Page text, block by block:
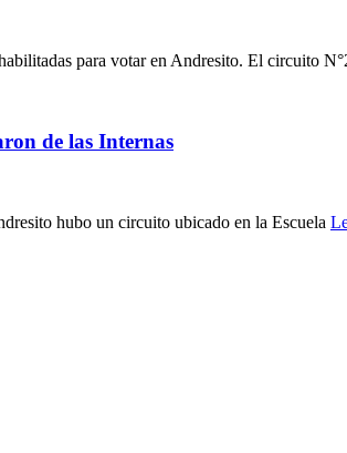
para votar en Andresito. El circuito
de las Internas
hubo un circuito ubicado en la Escuela